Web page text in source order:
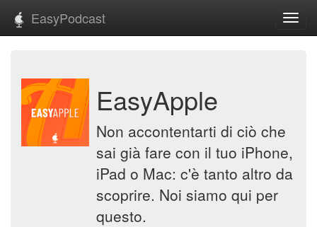
EasyPodcast
EasyApple
Non accontentarti di ciò che
sai già fare con il tuo iPhone,
iPad o Mac: c'è tanto altro da
scoprire. Noi siamo qui per
questo.